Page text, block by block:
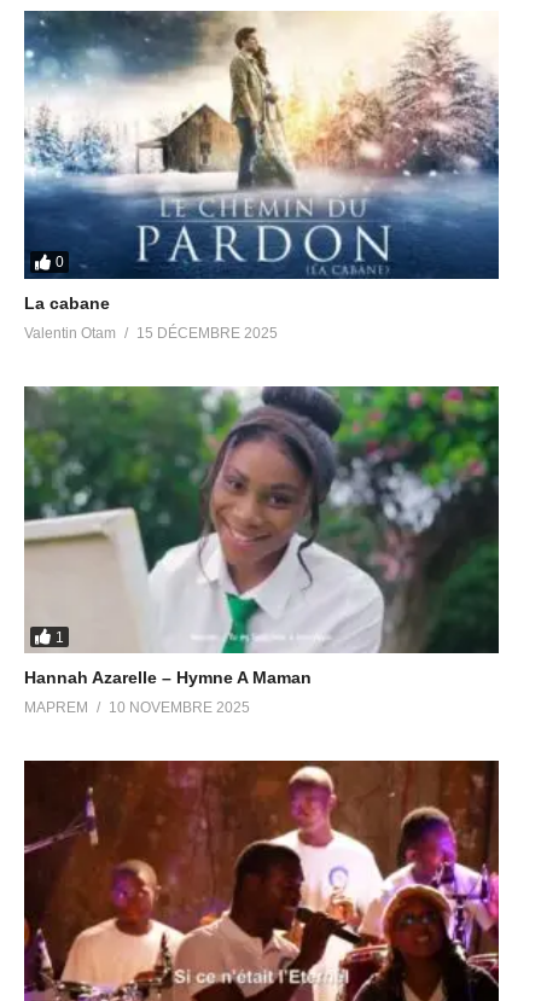
0
La cabane
Valentin Otam 15 DÉCEMBRE 2025
1
Hannah Azarelle – Hymne A Maman
MAPREM 10 NOVEMBRE 2025